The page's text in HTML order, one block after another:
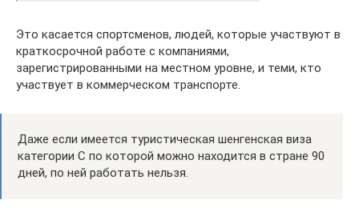
Это касается спортсменов, людей, которые участвуют в
краткосрочной работе с компаниями,
зарегистрированными на местном уровне, и теми, кто
участвует в коммерческом транспорте.
Даже если имеется туристическая шенгенская виза
категории С по которой можно находится в стране 90
дней, по ней работать нельзя.